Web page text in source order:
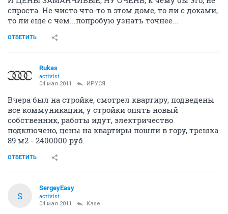
спроста. Не чисто что-то в этом доме, то ли с доками,
то ли еще с чем...попробую узнать точнее...
ОТВЕТИТЬ
Rukas
activist
04 мая 2011 ИРУСЯ
Вчера был на стройке, смотрел квартиру, подведены
все коммуникации, у стройки опять новый
собственник, работы идут, электричество
подключено, цены на квартиры пошли в гору, трешка
89 м2 - 2400000 руб.
ОТВЕТИТЬ
S
SergeyEasy
activist
04 мая 2011 Kase